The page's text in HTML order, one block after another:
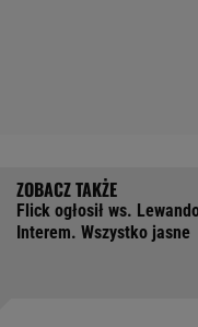
Flick ogłosił ws.
Interem. Wszystko jasne